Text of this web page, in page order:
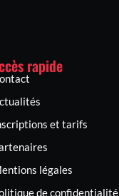
rapide
et tarifs
légales
de confidentialité